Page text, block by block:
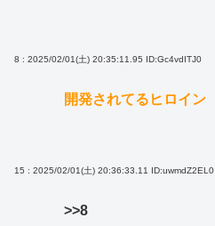
8 : 2025/02/01(土) 20:35:11.95 ID:Gc4vdITJ0
開発されてるヒロイン
15 : 2025/02/01(土) 20:36:33.11 ID:uwmdZ2EL0
>>8